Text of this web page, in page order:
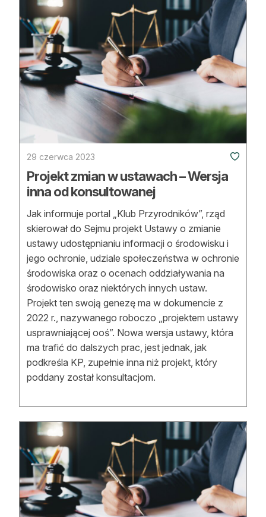
29 czerwca 2023
Projekt zmian w ustawach – Wersja
inna od konsultowanej
Jak informuje portal „Klub Przyrodników”, rząd
skierował do Sejmu projekt Ustawy o zmianie
ustawy udostępnianiu informacji o środowisku i
jego ochronie, udziale społeczeństwa w ochronie
środowiska oraz o ocenach oddziaływania na
środowisko oraz niektórych innych ustaw.
Projekt ten swoją genezę ma w dokumencie z
2022 r., nazywanego roboczo „projektem ustawy
usprawniającej ooś”. Nowa wersja ustawy, która
ma trafić do dalszych prac, jest jednak, jak
podkreśla KP, zupełnie inna niż projekt, który
poddany został konsultacjom.